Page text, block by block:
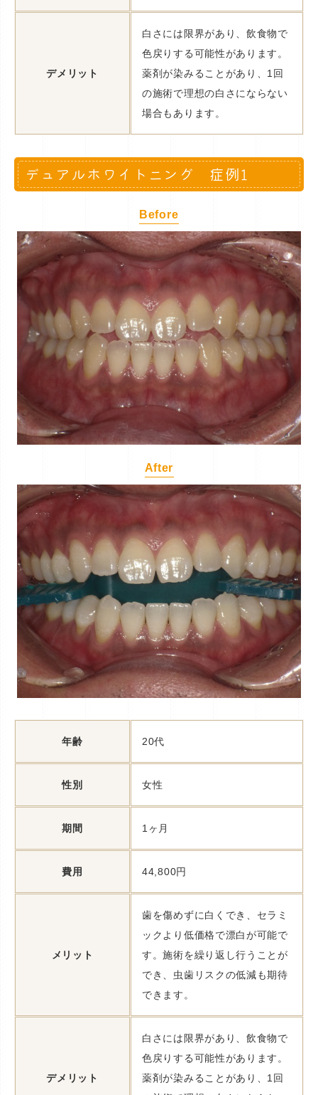
デメリット
白さには限界があり、飲食物で
色戻りする可能性があります。
薬剤が染みることがあり、1回
の施術で理想の白さにならない
場合もあります。
デュアルホワイトニング 症例1
Before
After
年齢 20代
性別 女性
期間 1ヶ月
費用 44,800円
メリット
歯を傷めずに白くでき、セラミ
ックより低価格で漂白が可能で
す。施術を繰り返し行うことが
でき、虫歯リスクの低減も期待
できます。
デメリット
白さには限界があり、飲食物で
色戻りする可能性があります。
薬剤が染みることがあり、1回